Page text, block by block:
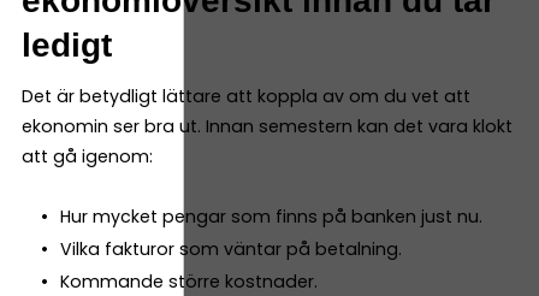
ledigt
Det är betydligt lättare att koppla av om du vet att
ekonomin ser bra ut. Innan semestern kan det vara klokt
att gå igenom:
Hur mycket pengar som finns på banken just nu.
Vilka fakturor som väntar på betalning.
Kommande större kostnader.